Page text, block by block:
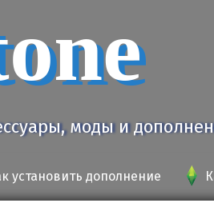
моды и
установить дополнение